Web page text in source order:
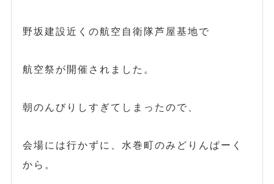
野坂建設近くの航空自衛隊芦屋基地で
航空祭が開催されました。
朝のんびりしすぎてしまったので、
会場には行かずに、水巻町のみどりんぱーく
から。